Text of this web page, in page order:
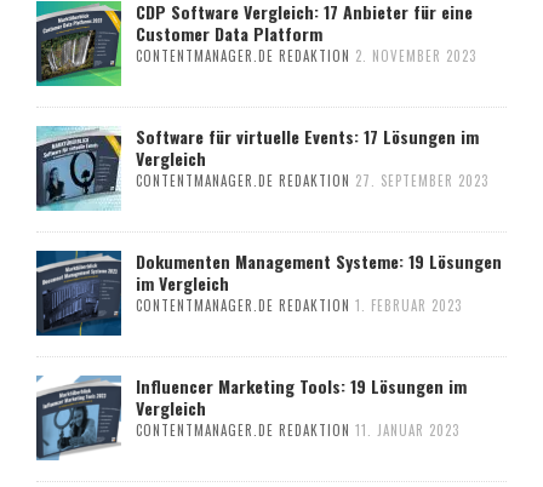
CDP Software Vergleich: 17 Anbieter für eine
Customer Data Platform
CONTENTMANAGER.DE REDAKTION 2. NOVEMBER 2023
Software für virtuelle Events: 17 Lösungen im
Vergleich
CONTENTMANAGER.DE REDAKTION 27. SEPTEMBER 2023
Dokumenten Management Systeme: 19 Lösungen
im Vergleich
CONTENTMANAGER.DE REDAKTION 1. FEBRUAR 2023
Influencer Marketing Tools: 19 Lösungen im
Vergleich
CONTENTMANAGER.DE REDAKTION 11. JANUAR 2023